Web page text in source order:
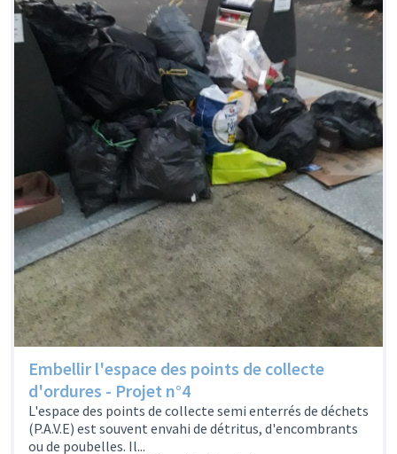
Embellir l'espace des points de collecte
d'ordures - Projet n°4
L'espace des points de collecte semi enterrés de déchets
(P.A.V.E) est souvent envahi de détritus, d'encombrants
ou de poubelles. Il...